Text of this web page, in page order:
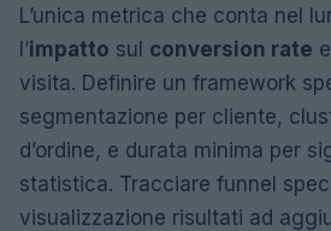
L’unica metrica che conta nel
l’impatto sul conversion rate
visita. Definire un framework
segmentazione per cliente,
d’ordine, e durata minima per
statistica. Tracciare funnel
visualizzazione risultati ad